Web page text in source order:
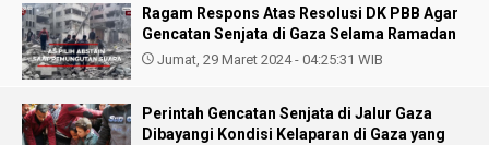
Ragam Respons Atas Resolusi DK PBB Agar
Gencatan Senjata di Gaza Selama Ramadan
Jumat, 29 Maret 2024 - 04:25:31 WIB
Perintah Gencatan Senjata di Jalur Gaza
Dibayangi Kondisi Kelaparan di Gaza yang